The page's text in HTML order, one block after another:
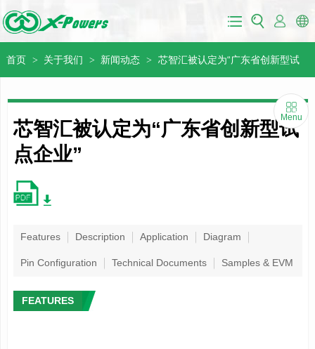
首页 > 关于我们 > 新闻动态 > 芯智汇被认定为“广东省创新型试
Menu
芯智汇被认定为“广东省创新型试
点企业”
Features Description Application Diagram
Pin Configuration Technical Documents Samples & EVM
FEATURES